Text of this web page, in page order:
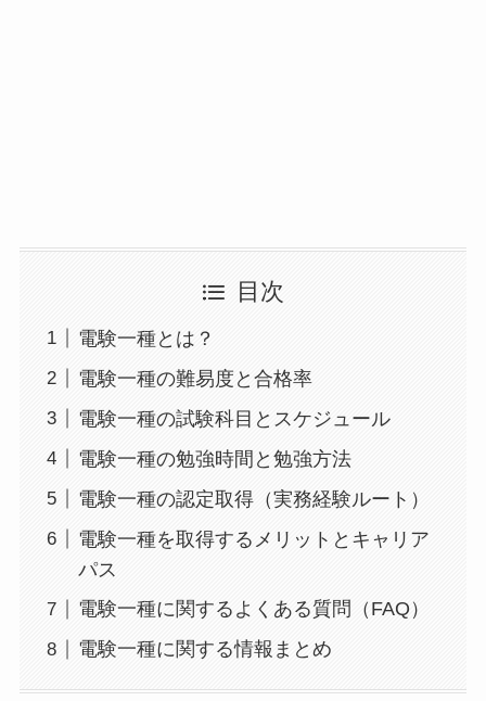
目次
電験一種とは？
電験一種の難易度と合格率
電験一種の試験科目とスケジュール
電験一種の勉強時間と勉強方法
電験一種の認定取得（実務経験ルート）
電験一種を取得するメリットとキャリア
パス
電験一種に関するよくある質問（FAQ）
電験一種に関する情報まとめ